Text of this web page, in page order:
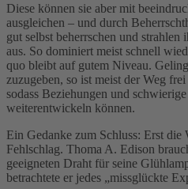
Diese können sie aber mit
ausgleichen – und durch
gut selbst beherrschen und
aus. So dominiert meist schnell
quo bleibt auf gutem Niveau.
zuzugeben, so ist meist der Weg
sodass Beziehungen und
weiterentwickeln können.
Ein Gedanke zum Schluss: Erst die
Fehlschlag. Thoma A. Edison
geeigneten Draht für seine
betrachtete er jedes „missglückte